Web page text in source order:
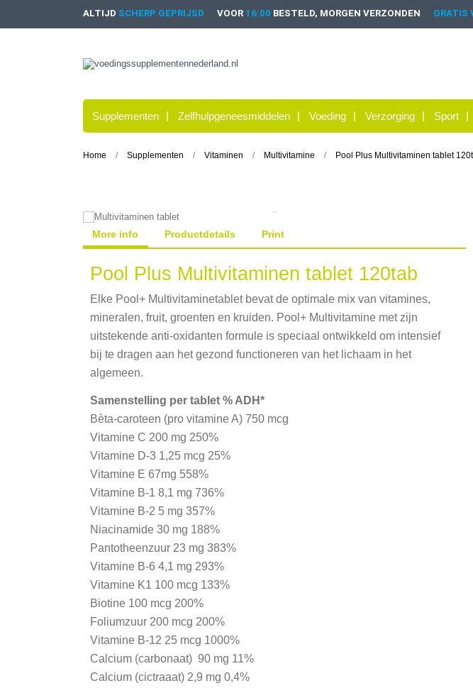
ALTIJD SCHERP GEPRIJSD VOOR 16:00 BESTELD, MORGEN VERZONDEN GRATIS
Supplementen Zelfhulpgeneesmiddelen Voeding Verzorging Sport
Home Supplementen Vitaminen Multivitamine Pool Plus Multivitaminen tablet
More info Productdetails Print
Pool Plus Multivitaminen tablet 120tab
Elke Pool+ Multivitaminetablet bevat de optimale mix van vitamines,
mineralen, fruit, groenten en kruiden. Pool+ Multivitamine met zijn
uitstekende anti-oxidanten formule is speciaal ontwikkeld om intensief
bij te dragen aan het gezond functioneren van het lichaam in het
algemeen.
Samenstelling per tablet % ADH*
Bèta-caroteen (pro vitamine A) 750 mcg
Vitamine C 200 mg 250%
Vitamine D-3 1,25 mcg 25%
Vitamine E 67mg 558%
Vitamine B-1 8,1 mg 736%
Vitamine B-2 5 mg 357%
Niacinamide 30 mg 188%
Pantotheenzuur 23 mg 383%
Vitamine B-6 4,1 mg 293%
Vitamine K1 100 mcg 133%
Biotine 100 mcg 200%
Foliumzuur 200 mcg 200%
Vitamine B-12 25 mcg 1000%
Calcium (carbonaat) 90 mg 11%
Calcium (cictraaat) 2,9 mg 0,4%